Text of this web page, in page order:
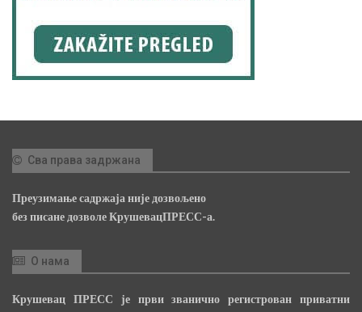
Сва права задржана
Преузимање садржаја није дозвољено
без писане дозволе КрушевацПРЕСС-а.
О нама
Крушевац ПРЕСС је први званично регистрован приватни